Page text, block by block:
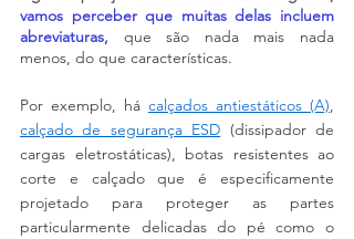
vamos perceber que muitas delas incluem
abreviaturas, que são nada mais nada
menos, do que características.
Por exemplo, há calçados antiestáticos (A)
calçado de segurança ESD (dissipador de
cargas eletrostáticas), botas resistentes ao
corte e calçado que é especificamente
projetado para proteger as partes
particularmente delicadas do pé como o